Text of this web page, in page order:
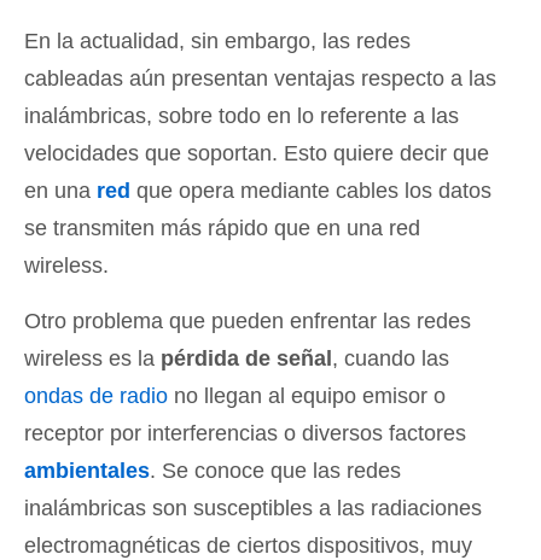
En la actualidad, sin embargo, las redes
cableadas aún presentan ventajas respecto a las
inalámbricas, sobre todo en lo referente a las
velocidades que soportan. Esto quiere decir que
en una red que opera mediante cables los datos
se transmiten más rápido que en una red
wireless.
Otro problema que pueden enfrentar las redes
wireless es la pérdida de señal , cuando las
ondas de radio no llegan al equipo emisor o
receptor por interferencias o diversos factores
ambientales. Se conoce que las redes
inalámbricas son susceptibles a las radiaciones
electromagnéticas de ciertos dispositivos, muy